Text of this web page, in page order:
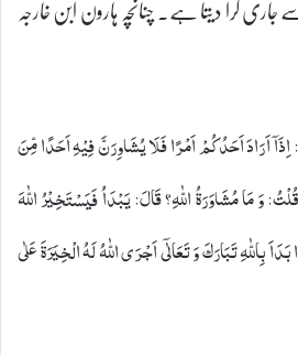
اَرَادَ اَحَدُكُمْ اَمْرًا فَلَا يُشَاوِرَنَّ فِيْهِ اَحَدًا مِّنَ
وَ مَا مُشَاوَرَةُ اللّٰهِ؟ قَالَ: يَبْدَاُ فَيَسْتَخِيْرُ اللّٰهَ
بِاللّٰهِ تَبَارَكَ وَ تَعَالٰۤى اَجْرَى اللّٰهُ لَهُ الْخِيَرَةَ عَلٰى